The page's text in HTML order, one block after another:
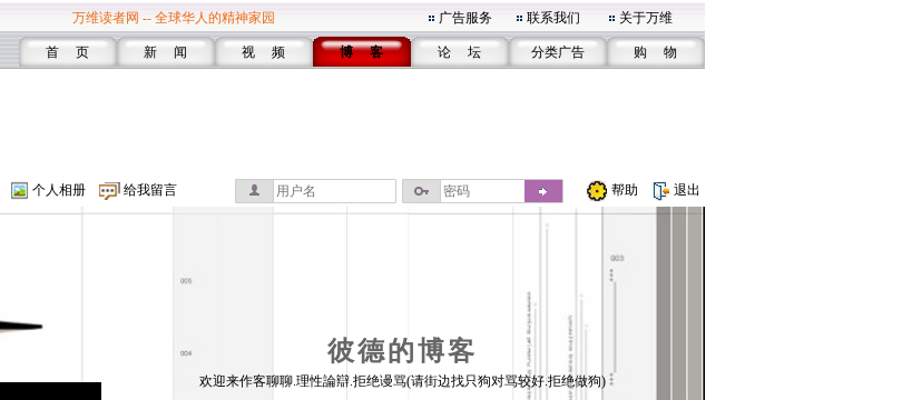
万维读者网 -- 全球华人的精神家园 广告服务 联系我们 关于万维
首 页 新 闻 视 频 博 客 论 坛 分类广告 购 物
个人相册 给我留言 帮助 退出
彼德的博客
欢迎来作客聊聊.理性論辯.拒绝谩骂(请街边找只狗对骂较好.拒绝做狗)